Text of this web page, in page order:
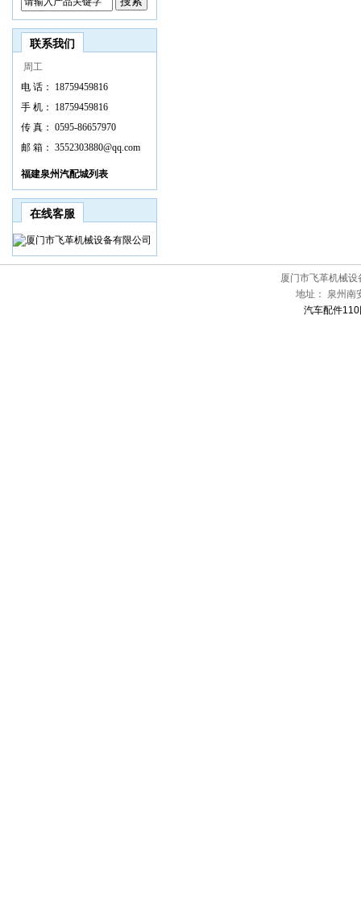
联系我们
周工
电 话：
18759459816
手 机：
18759459816
传 真： 0595-86657970
邮 箱： 3552303880@qq.com
福建泉州汽配城列表
在线客服
厦门市飞革机械设
地址：
泉州南
汽车配件